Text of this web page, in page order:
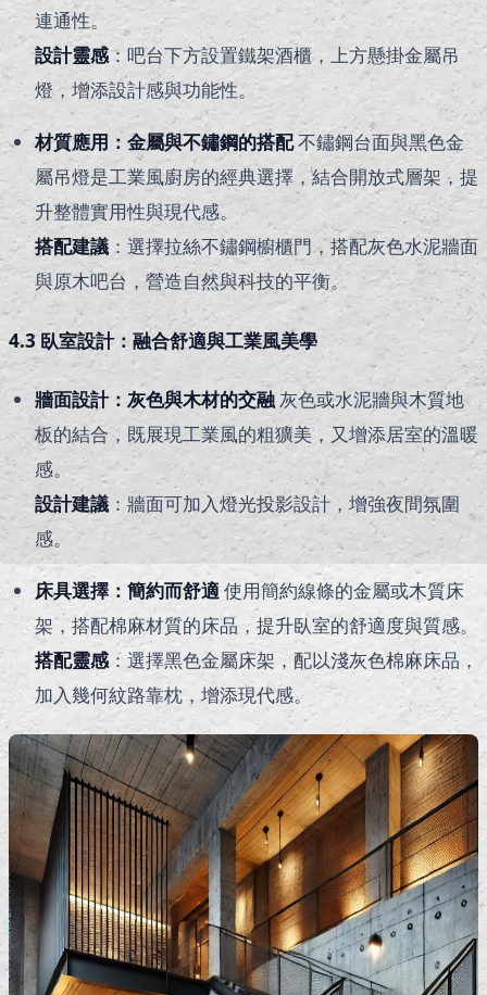
連通性。
設計靈感：吧台下方設置鐵架酒櫃，上方懸掛金屬吊
燈，增添設計感與功能性。
材質應用：金屬與不鏽鋼的搭配不鏽鋼台面與黑色金
屬吊燈是工業風廚房的經典選擇，結合開放式層架，提
升整體實用性與現代感。
搭配建議：選擇拉絲不鏽鋼櫥櫃門，搭配灰色水泥牆面
與原木吧台，營造自然與科技的平衡。
4.3 臥室設計：融合舒適與工業風美學
牆面設計：灰色與木材的交融 灰色或水泥牆與木質地
板的結合，既展現工業風的粗獷美，又增添居室的溫暖
感。
設計建議 ：牆面可加入燈光投影設計，增強夜間氛圍
感。
床具選擇：簡約而舒適使用簡約線條的金屬或木質床
架，搭配棉麻材質的床品，提升臥室的舒適度與質感。
搭配靈感：選擇黑色金屬床架，配以淺灰色棉麻床品，
加入幾何紋路靠枕，增添現代感。